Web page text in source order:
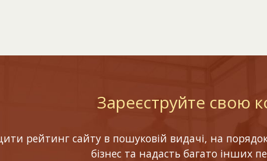
Зареєструйте свою
рейтинг сайту в пошуковій видачі, на порядок
бізнес та надасть багато інших